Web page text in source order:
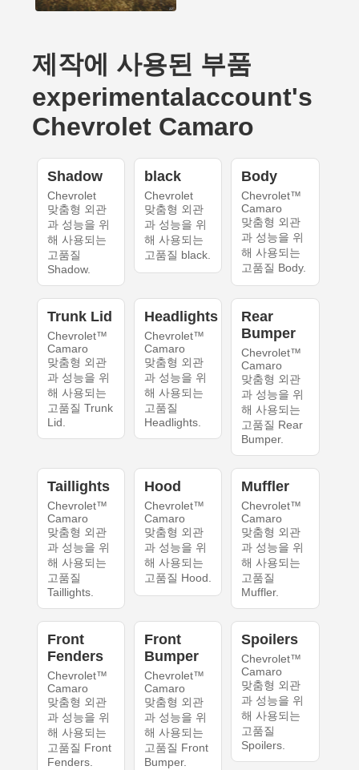
제작에 사용된 부품
experimentalaccount's
Chevrolet Camaro
Shadow
Chevrolet
맞춤형 외관
과 성능을 위
해 사용되는
고품질
Shadow.
black
Chevrolet
맞춤형 외관
과 성능을 위
해 사용되는
고품질 black.
Body
Chevrolet™
Camaro
맞춤형 외관
과 성능을 위
해 사용되는
고품질 Body.
Trunk Lid
Chevrolet™
Camaro
맞춤형 외관
과 성능을 위
해 사용되는
고품질 Trunk
Lid.
Headlights
Chevrolet™
Camaro
맞춤형 외관
과 성능을 위
해 사용되는
고품질
Headlights.
Rear
Bumper
Chevrolet™
Camaro
맞춤형 외관
과 성능을 위
해 사용되는
고품질 Rear
Bumper.
Taillights
Chevrolet™
Camaro
맞춤형 외관
과 성능을 위
해 사용되는
고품질
Taillights.
Hood
Chevrolet™
Camaro
맞춤형 외관
과 성능을 위
해 사용되는
고품질 Hood.
Muffler
Chevrolet™
Camaro
맞춤형 외관
과 성능을 위
해 사용되는
고품질
Muffler.
Front
Fenders
Chevrolet™
Camaro
맞춤형 외관
과 성능을 위
해 사용되는
고품질 Front
Fenders.
Front
Bumper
Chevrolet™
Camaro
맞춤형 외관
과 성능을 위
해 사용되는
고품질 Front
Bumper.
Spoilers
Chevrolet™
Camaro
맞춤형 외관
과 성능을 위
해 사용되는
고품질
Spoilers.